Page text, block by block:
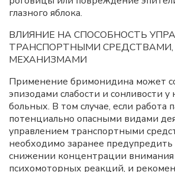
глазного яблока.
ВЛИЯНИЕ НА СПОСОБНОСТЬ
ТРАНСПОРТНЫМИ СРЕДСТВАМИ,
МЕХАНИЗМАМИ
Применение бримонидина может
эпизодами слабости и сонливости
больных. В том случае, если работа
потенциально опасными видами
управлением транспортными
необходимо заранее
снижении концентрации внимания
психомоторных реакций, и